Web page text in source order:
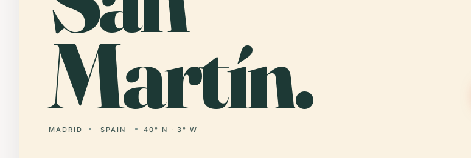
Martín.
MADRID SPAIN 40° N · 3° W